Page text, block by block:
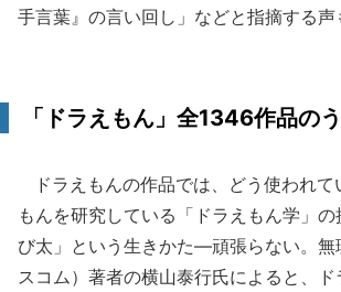
手言葉』の言い回し」などと指摘する声
「ドラえもん」全1346作品の
ドラえもんの作品では、どう使われて
もんを研究している「ドラえもん学」
び太」という生きかた―頑張らない。無
スコム）著者の横山泰行氏によると、